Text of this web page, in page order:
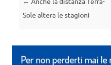
Sole altera le stagioni